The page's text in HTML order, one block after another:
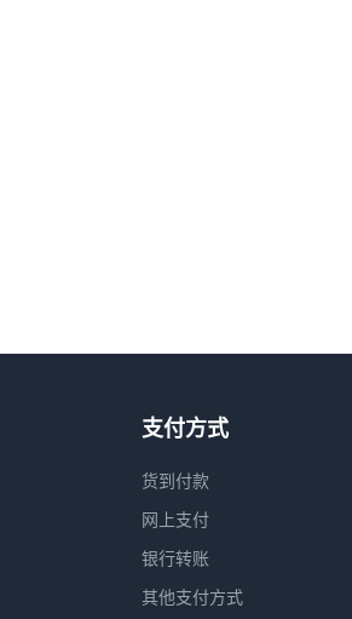
支付方式
货到付款
网上支付
银行转账
其他支付方式